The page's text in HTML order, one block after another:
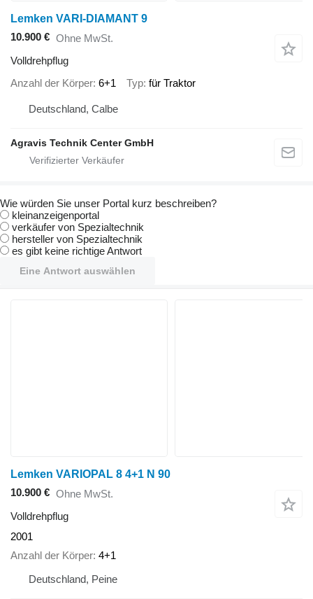
Lemken VARI-DIAMANT 9
10.900 € Ohne MwSt.
Volldrehpflug
Anzahl der Körper 6+1 Typ für Traktor
Deutschland, Calbe
Agravis Technik Center GmbH
Wie würden Sie unser Portal kurz beschreiben?
kleinanzeigenportal
verkäufer von Spezialtechnik
hersteller von Spezialtechnik
es gibt keine richtige Antwort
Eine Antwort auswählen
Lemken VARIOPAL 8 4+1 N 90
10.900 € Ohne MwSt.
Volldrehpflug
2001
Anzahl der Körper 4+1
Deutschland, Peine